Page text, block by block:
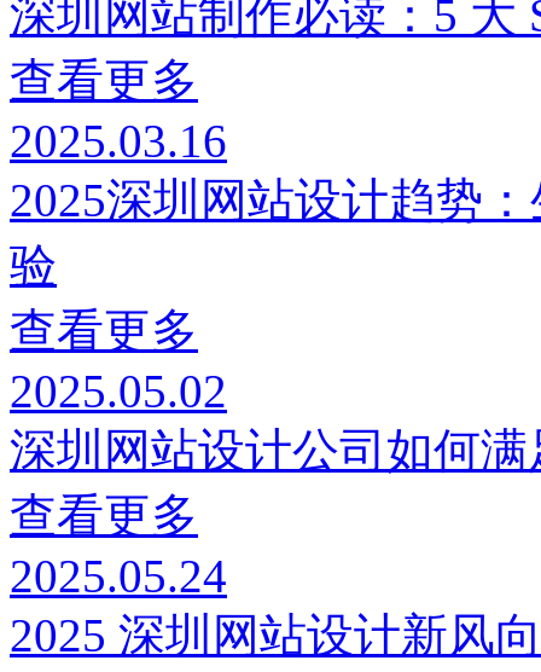
深圳网站制作必读：5 大
查看更多
2025.03.16
‌2025深圳网站设计趋势
验
查看更多
2025.05.02
深圳网站设计公司如何
查看更多
2025.05.24
2025 深圳网站设计新风